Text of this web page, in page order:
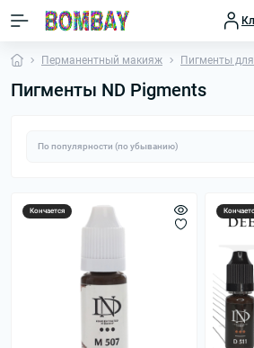
Перманентный макияж Пигменты
Пигменты ND Pigments
Кончается